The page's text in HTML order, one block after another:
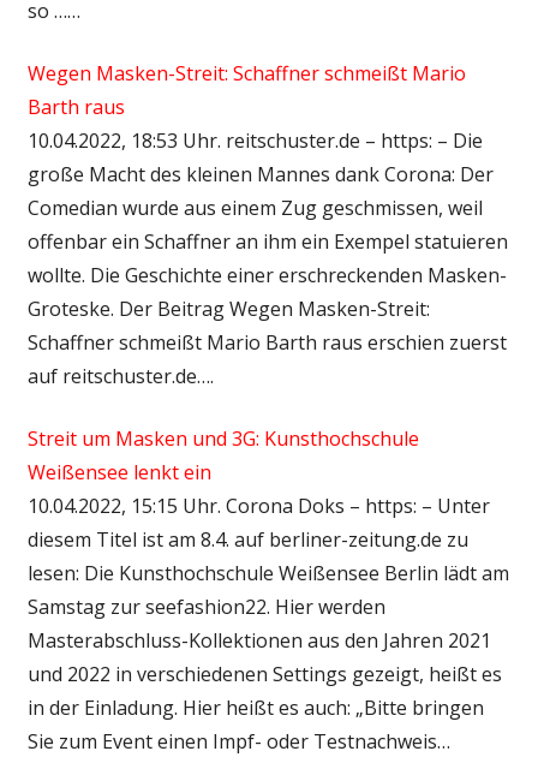
so ……
Wegen Masken-Streit: Schaffner schmeißt Mario
Barth raus
10.04.2022, 18:53 Uhr. reitschuster.de – https: – Die
große Macht des kleinen Mannes dank Corona: Der
Comedian wurde aus einem Zug geschmissen, weil
offenbar ein Schaffner an ihm ein Exempel statuieren
wollte. Die Geschichte einer erschreckenden Masken-
Groteske. Der Beitrag Wegen Masken-Streit:
Schaffner schmeißt Mario Barth raus erschien zuerst
auf reitschuster.de….
Streit um Masken und 3G: Kunsthochschule
Weißensee lenkt ein
10.04.2022, 15:15 Uhr. Corona Doks – https: – Unter
diesem Titel ist am 8.4. auf berliner-zeitung.de zu
lesen: Die Kunsthochschule Weißensee Berlin lädt am
Samstag zur seefashion22. Hier werden
Masterabschluss-Kollektionen aus den Jahren 2021
und 2022 in verschiedenen Settings gezeigt, heißt es
in der Einladung. Hier heißt es auch: „Bitte bringen
Sie zum Event einen Impf- oder Testnachweis…